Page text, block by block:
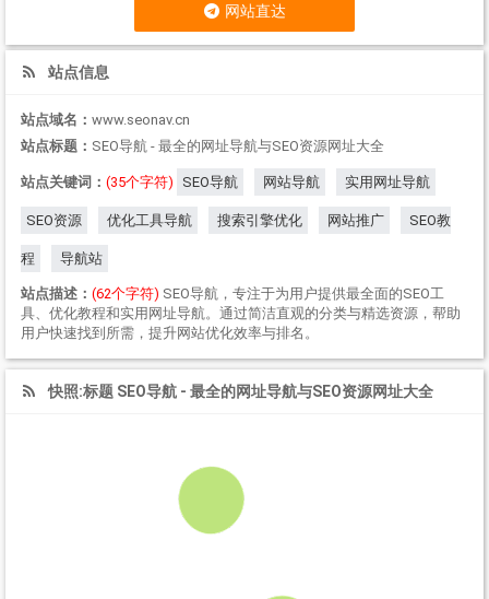
网站直达
站点信息
站点域名： www.seonav.cn
站点标题： SEO导航 - 最全的网址导航与SEO资源网址大全
站点关键词： (35个字符) SEO导航 网站导航 实用网址导航
SEO资源 优化工具导航 搜索引擎优化 网站推广 SEO教
程 导航站
站点描述： (62个字符) SEO导航，专注于为用户提供最全面的SEO工
具、优化教程和实用网址导航。通过简洁直观的分类与精选资源，帮助
用户快速找到所需，提升网站优化效率与排名。
快照:标题 SEO导航 - 最全的网址导航与SEO资源网址大全